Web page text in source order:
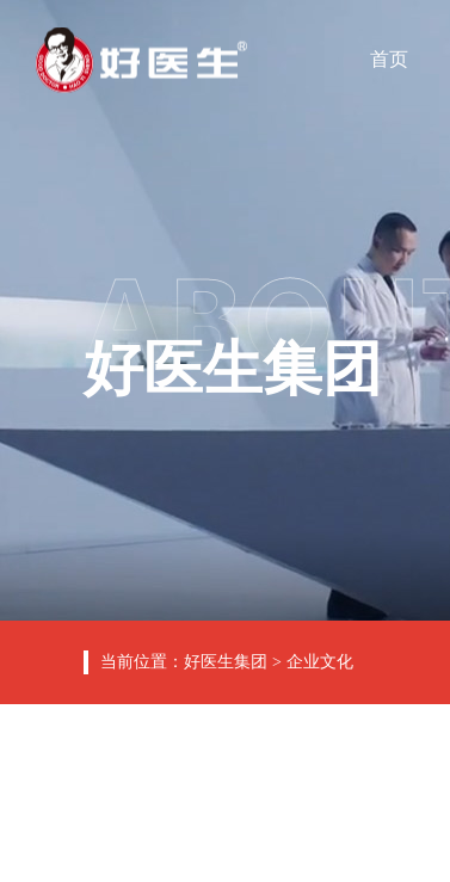
首页
好医生集团
当前位置： 好医生集团 > 企业文化